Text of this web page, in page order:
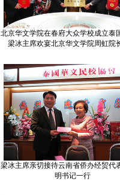
北京华文学院在春府大众学校成立泰
梁冰主席欢宴北京华文学院周虹院
梁冰主席亲切接待云南省侨办经贸代
明书记一行